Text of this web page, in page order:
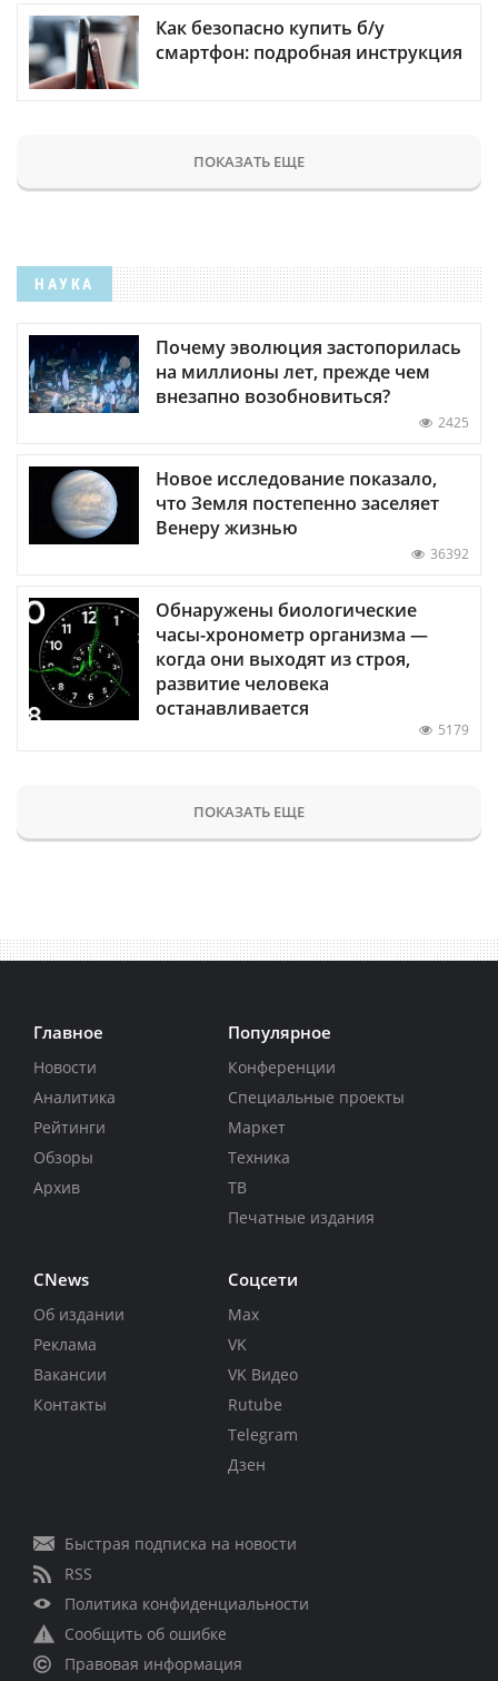
Как безопасно купить б/у
смартфон: подробная инструкция
ПОКАЗАТЬ ЕЩЕ
НАУКА
Почему эволюция застопорилась
на миллионы лет, прежде чем
внезапно возобновиться?
2425
Новое исследование показало,
что Земля постепенно заселяет
Венеру жизнью
36392
Обнаружены биологические
часы-хронометр организма —
когда они выходят из строя,
развитие человека
останавливается
5179
ПОКАЗАТЬ ЕЩЕ
Главное
Новости
Аналитика
Рейтинги
Обзоры
Архив
Популярное
Конференции
Специальные проекты
Маркет
Техника
ТВ
Печатные издания
CNews
Об издании
Реклама
Вакансии
Контакты
Соцсети
Max
VK
VK Видео
Rutube
Telegram
Дзен
Быстрая подписка на новости
RSS
Политика конфиденциальности
Сообщить об ошибке
Правовая информация